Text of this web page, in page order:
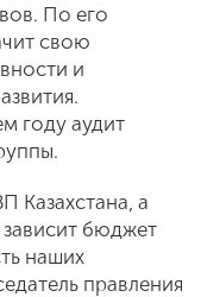
По его
свою
и
году аудит
Казахстана, а
бюджет
наших
правления